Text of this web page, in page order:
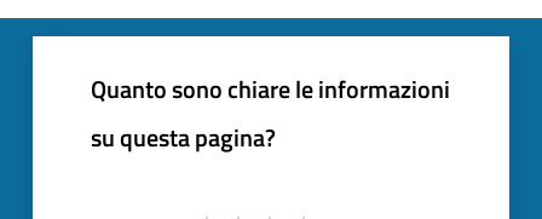
Quanto sono chiare le informazioni
su questa pagina?